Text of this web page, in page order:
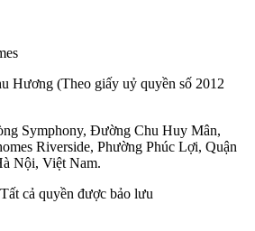
Hương (Theo giấy uỷ quyền số 2012
Symphony, Đường Chu Huy Mân,
Riverside, Phường Phúc Lợi, Quận
Nội, Việt Nam.
cả quyền được bảo lưu